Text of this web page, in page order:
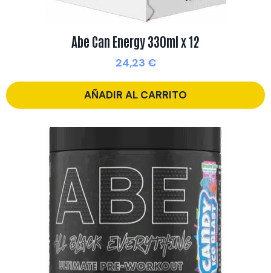
Abe Can Energy 330ml x 12
24,23 €
AÑADIR AL CARRITO